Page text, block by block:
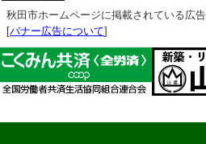
秋田市ホームページに掲載されている広
[バナー広告について]